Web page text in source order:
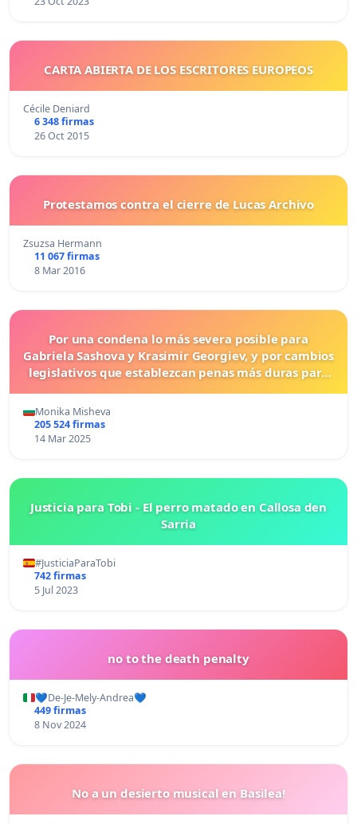
CARTA ABIERTA DE LOS ESCRITORES EUROPEOS
Cécile Deniard
6 348 firmas
26 Oct 2015
Protestamos contra el cierre de Lucas Archivo
Zsuzsa Hermann
11 067 firmas
8 Mar 2016
Por una condena lo más severa posible para
Gabriela Sashova y Krasimir Georgiev, y por cambios
legislativos que establezcan penas más duras para
Monika Misheva
205 524 firmas
14 Mar 2025
Justicia para Tobi - El perro matado en Callosa den
Sarria
#JusticiaParaTobi
742 firmas
5 Jul 2023
no to the death penalty
💙De-Je-Mely-Andrea💙
449 firmas
8 Nov 2024
No a un desierto musical en Basilea!